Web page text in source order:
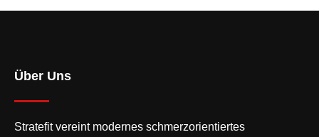
Über Uns
Stratefit vereint modernes schmerzorientiertes